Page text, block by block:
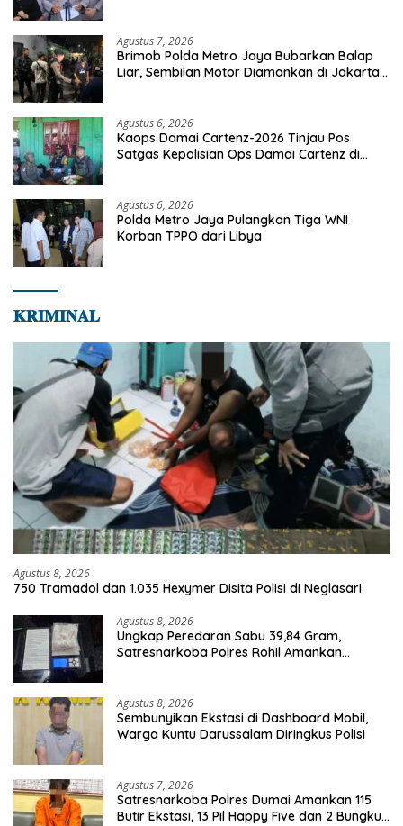
Agustus 7, 2026
Brimob Polda Metro Jaya Bubarkan Balap
Liar, Sembilan Motor Diamankan di Jakarta
Agustus 6, 2026
Kaops Damai Cartenz-2026 Tinjau Pos
Satgas Kepolisian Ops Damai Cartenz di
Agustus 6, 2026
Polda Metro Jaya Pulangkan Tiga WNI
Korban TPPO dari Libya
𝐊𝐑𝐈𝐌𝐈𝐍𝐀𝐋
Agustus 8, 2026
750 Tramadol dan 1.035 Hexymer Disita Polisi di Neglasari
Agustus 8, 2026
Ungkap Peredaran Sabu 39,84 Gram,
Satresnarkoba Polres Rohil Amankan
Agustus 8, 2026
Sembunyikan Ekstasi di Dashboard Mobil,
Warga Kuntu Darussalam Diringkus Polisi
Agustus 7, 2026
Satresnarkoba Polres Dumai Amankan 115
Butir Ekstasi, 13 Pil Happy Five dan 2 Bungkus